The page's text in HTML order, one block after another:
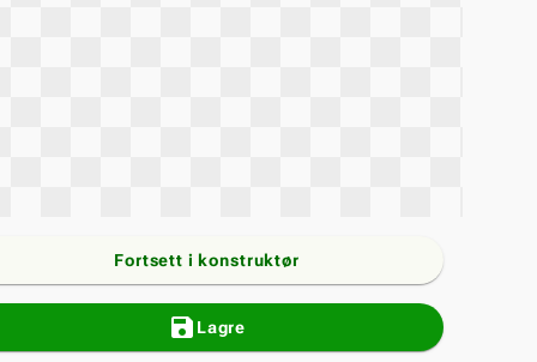
Fortsett i konstruktør
save Lagre